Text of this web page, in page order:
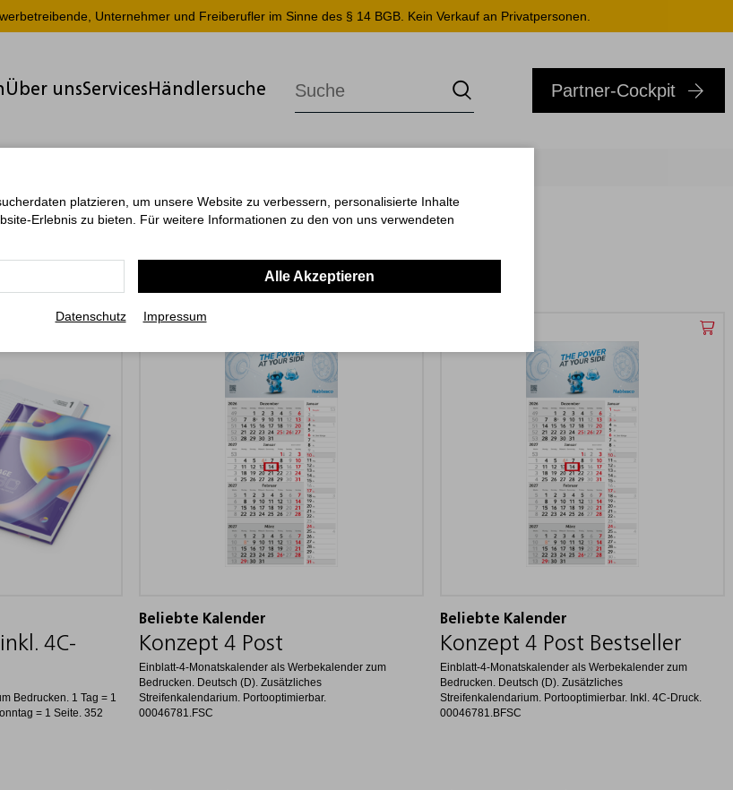
Unternehmer und Freiberufler im Sinne des § 14 BGB. Kein Verkauf an Privatpersonen.
Über unsServicesHändlersuche Partner-Cockpit
4C-
Bedrucken. 1 Tag = 1
= 1 Seite. 352
Beliebte Kalender
Konzept 4 Post
Einblatt-4-Monatskalender als Werbekalender zum
Bedrucken. Deutsch (D). Zusätzliches
Streifenkalendarium. Portooptimierbar.
00046781.FSC
Beliebte Kalender
Konzept 4 Post Bestseller
Einblatt-4-Monatskalender als Werbekalender zum
Bedrucken. Deutsch (D). Zusätzliches
Streifenkalendarium. Portooptimierbar. Inkl. 4C-Druck.
00046781.BFSC
platzieren, um unsere Website zu verbessern, personalisierte Inhalte
Erlebnis zu bieten. Für weitere Informationen zu den von uns verwendeten
Alle Akzeptieren
Datenschutz Impressum